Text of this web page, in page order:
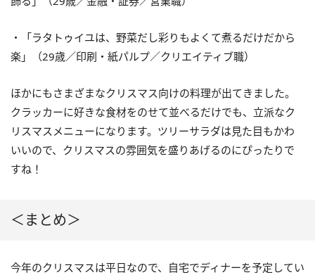
・「ラタトゥイユは、野菜だし彩りもよくて煮るだけだから
楽」（29歳／印刷・紙パルプ／クリエイティブ職）
ほかにもさまざまなクリスマス向けの料理が出てきました。
クラッカーに好きな食材をのせて並べるだけでも、立派なク
リスマスメニューになります。ツリーサラダは見た目もかわ
いいので、クリスマスの雰囲気を盛りあげるのにぴったりで
すね！
＜まとめ＞
今年のクリスマスは平日なので、自宅でディナーを予定してい